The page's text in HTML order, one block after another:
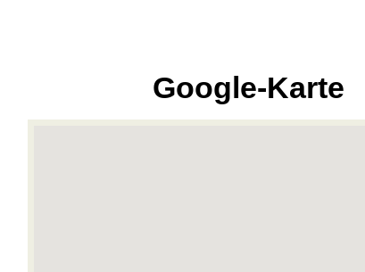
Google-Karte